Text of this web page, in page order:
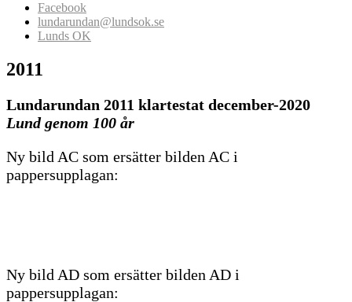
Facebook
lundarundan@lundsok.se
Lunds OK
2011
Lundarundan 2011 klartestat december-2020
Lund genom 100 år
Ny bild AC som ersätter bilden AC i
pappersupplagan:
Ny bild AD som ersätter bilden AD i
pappersupplagan: